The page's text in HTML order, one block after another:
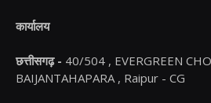
कार्यालय
छत्तीसगढ़ - 40/504 , EVERGREEN
BAIJANTAHAPARA , Raipur - CG